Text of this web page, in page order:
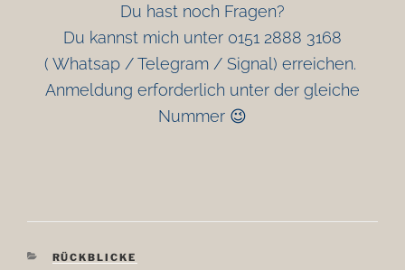
Du hast noch Fragen?
Du kannst mich unter 0151 2888 3168
( Whatsap / Telegram / Signal) erreichen.
Anmeldung erforderlich unter der gleiche
Nummer 😉
KATEGORIEN
RÜCKBLICKE